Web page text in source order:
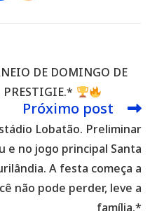
DE DOMINGO DE
PRESTIGIE.*
Próximo post
Lobatão. Preliminar
e no jogo principal Santa
A festa começa a
não pode perder, leve a
família.*